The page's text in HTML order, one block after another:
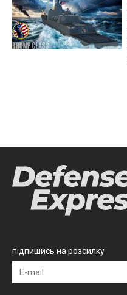
підпишись на розсилку